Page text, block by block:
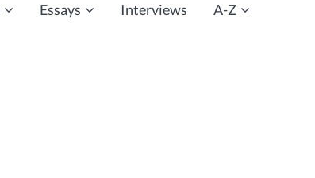
Essays Interviews A-Z